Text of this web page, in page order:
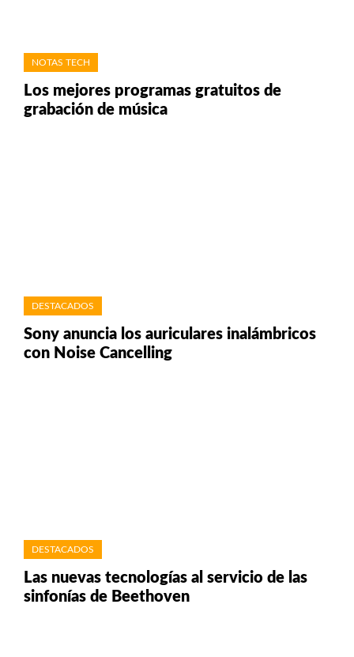
NOTAS TECH
Los mejores programas gratuitos de
grabación de música
DESTACADOS
Sony anuncia los auriculares inalámbricos
con Noise Cancelling
DESTACADOS
Las nuevas tecnologías al servicio de las
sinfonías de Beethoven